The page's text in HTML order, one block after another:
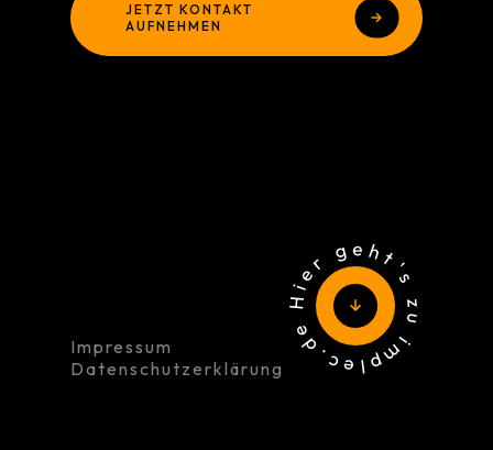
JETZT KONTAKT
AUFNEHMEN
Impressum
Datenschutzerklärung Hier geht's zu implec.de